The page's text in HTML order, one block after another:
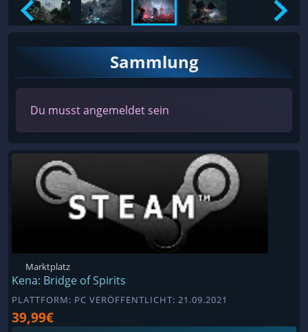
Sammlung
Du musst angemeldet sein
Marktplatz
Kena: Bridge of Spirits
PLATTFORM: PC VERÖFFENTLICHT: 21.09.2021
39,99€